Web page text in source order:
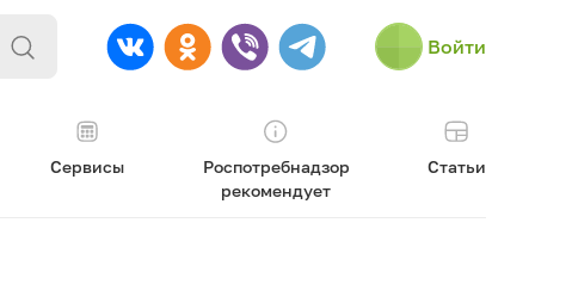
Войти
Сервисы
Роспотребнадзор
рекомендует
Статьи